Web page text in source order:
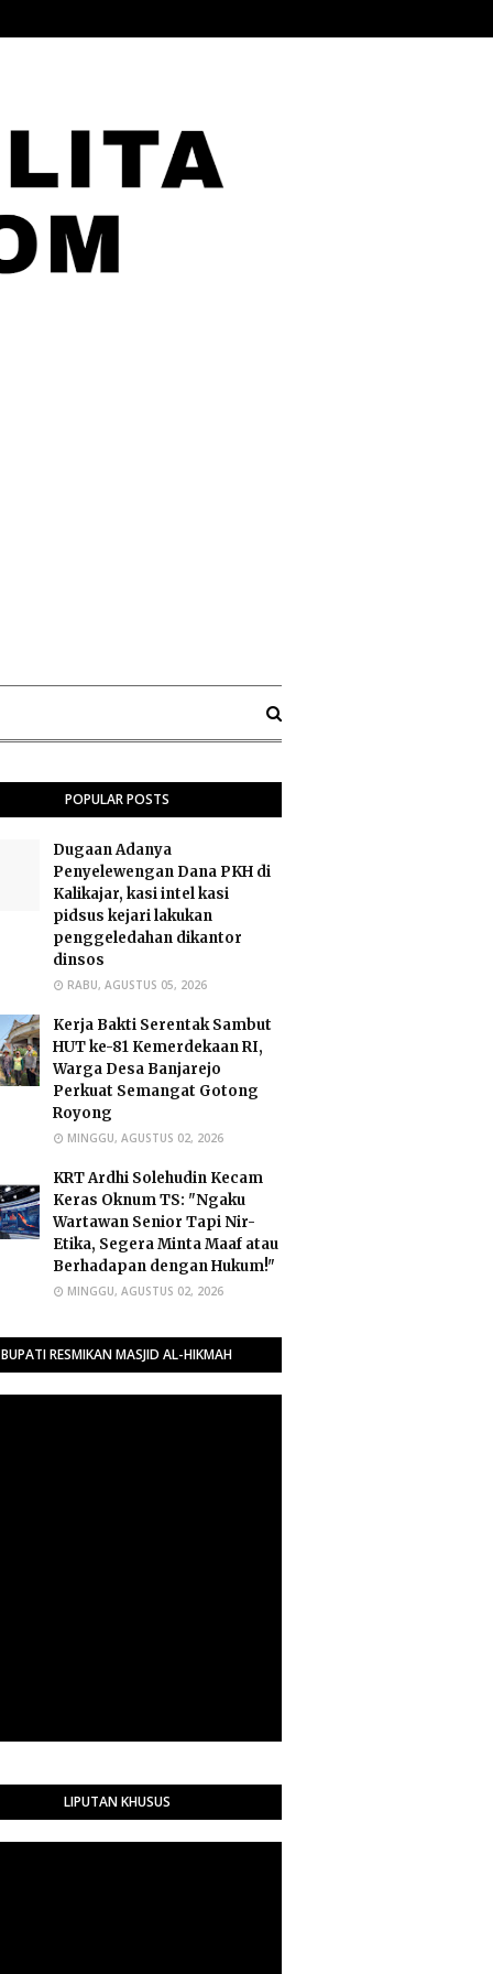
POPULAR POSTS
Dugaan Adanya
Penyelewengan Dana PKH di
Kalikajar, kasi intel kasi
pidsus kejari lakukan
penggeledahan dikantor
dinsos
RABU, AGUSTUS 05, 2026
Kerja Bakti Serentak Sambut
HUT ke-81 Kemerdekaan RI,
Warga Desa Banjarejo
Perkuat Semangat Gotong
Royong
MINGGU, AGUSTUS 02, 2026
​KRT Ardhi Solehudin Kecam
Keras Oknum TS: "Ngaku
Wartawan Senior Tapi Nir-
Etika, Segera Minta Maaf atau
Berhadapan dengan Hukum!"
MINGGU, AGUSTUS 02, 2026
BUPATI RESMIKAN MASJID AL-HIKMAH
LIPUTAN KHUSUS